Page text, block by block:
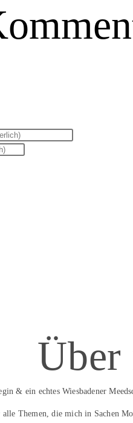
& ein echtes Wiesbadener
Themen, die mich in Sachen